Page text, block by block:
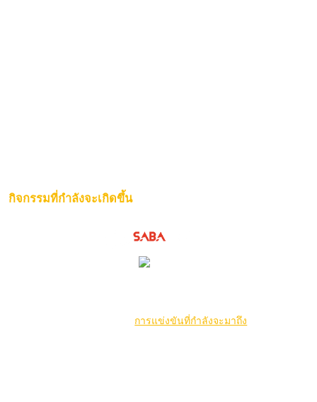
กิจกรรมที่กำลังจะเกิดขึ้น
การแข่งขันที่กำลังจะมาถึง